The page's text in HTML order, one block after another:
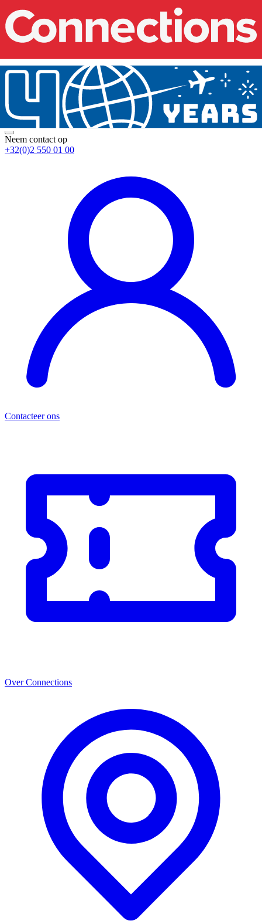
Neem contact op
+32(0)2 550 01 00
Contacteer ons
Over Connections